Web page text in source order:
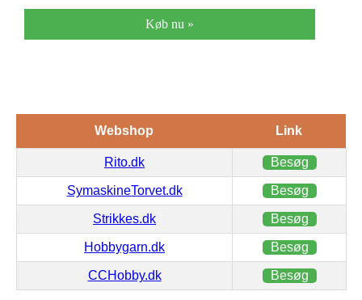
Køb nu »
Webshop Link
Rito.dk Besøg
SymaskineTorvet.dk Besøg
Strikkes.dk Besøg
Hobbygarn.dk Besøg
CCHobby.dk Besøg